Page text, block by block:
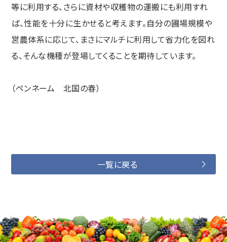
等に利用する、さらに資材や収穫物の運搬にも利用すれ
ば、性能を十分に生かせると考えます。自分の圃場規模や
営農体系に応じて、まさにマルチに利用して省力化を図れ
る、そんな機種が登場してくることを期待しています。
（ペンネーム 北国の春）
一覧に戻る